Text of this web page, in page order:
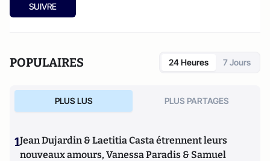
SUIVRE
POPULAIRES 24 Heures 7 Jours
PLUS LUS PLUS PARTAGES
1Jean Dujardin & Laetitia Casta étrennent leurs
nouveaux amours, Vanessa Paradis & Samuel